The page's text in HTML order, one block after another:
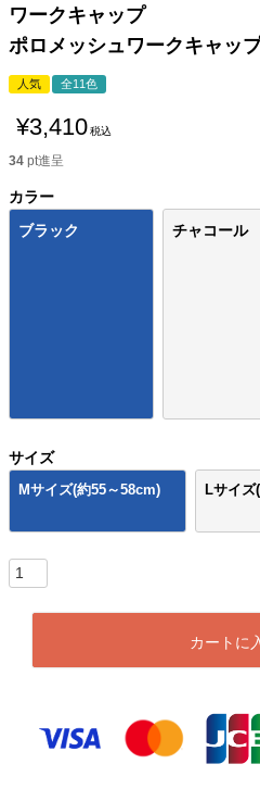
ワークキャップ
ポロメッシュワークキャッ
人気 全11色
¥3,410税込
34 pt進呈
カラー
ブラック
チャコール
サイズ
Mサイズ(約55～58cm) Lサイズ
カートに